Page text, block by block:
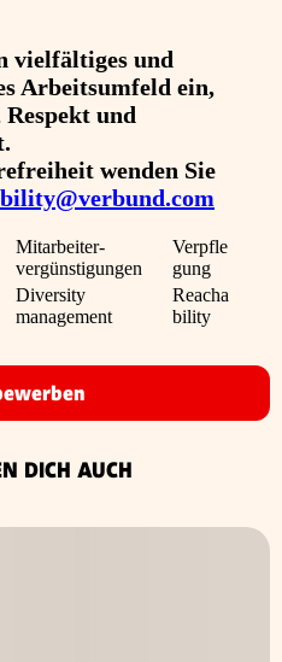
vielfältiges und
Arbeitsumfeld ein,
und
wenden Sie
Mitarbeiter­
vergünstigungen
Verpfle
gung
Diversity
management
Reacha
bility
DICH AUCH